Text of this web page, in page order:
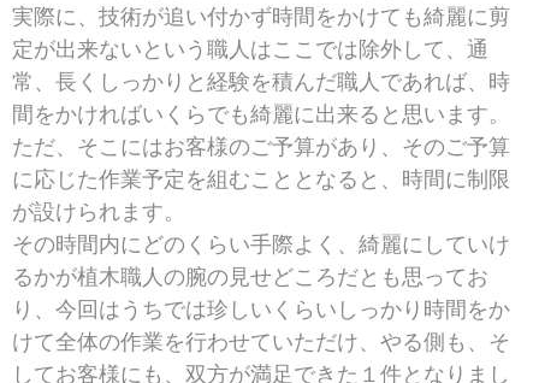
実際に、技術が追い付かず時間をかけても綺麗に剪
定が出来ないという職人はここでは除外して、通
常、長くしっかりと経験を積んだ職人であれば、時
間をかければいくらでも綺麗に出来ると思います。
ただ、そこにはお客様のご予算があり、そのご予算
に応じた作業予定を組むこととなると、時間に制限
が設けられます。
その時間内にどのくらい手際よく、綺麗にしていけ
るかが植木職人の腕の見せどころだとも思ってお
り、今回はうちでは珍しいくらいしっかり時間をか
けて全体の作業を行わせていただけ、やる側も、そ
してお客様にも、双方が満足できた１件となりまし